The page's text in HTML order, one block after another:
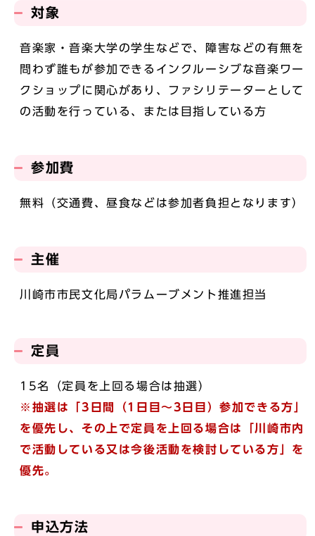
対象
音楽家・音楽大学の学生などで、障害などの有無を
問わず誰もが参加できるインクルーシブな音楽ワー
クショップに関心があり、ファシリテーターとして
の活動を行っている、または目指している方
参加費
無料（交通費、昼食などは参加者負担となります）
主催
川崎市市民文化局パラムーブメント推進担当
定員
15名（定員を上回る場合は抽選）
※抽選は「3日間（1日目～3日目）参加できる方」
を優先し、その上で定員を上回る場合は「川崎市内
で活動している又は今後活動を検討している方」を
優先。
申込方法